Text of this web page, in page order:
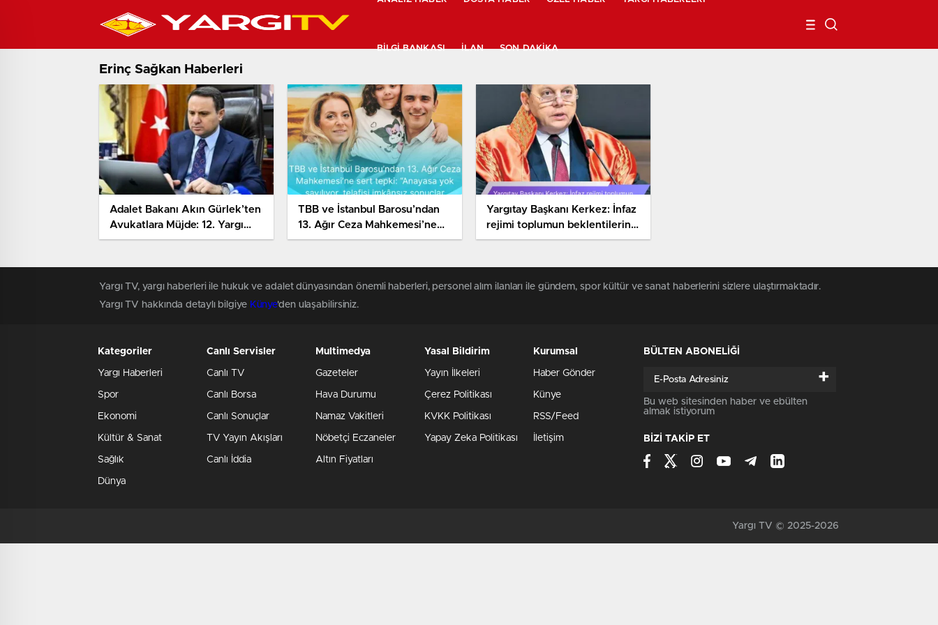
BILGI BANKASI İLAN SON DAKIKA
Erinç Sağkan Haberleri
Adalet Bakanı Akın Gürlek’ten
Avukatlara Müjde: 12. Yargı
Paketiyle Yeni Düzenlemeler
TBB ve İstanbul Barosu’ndan
13. Ağır Ceza Mahkemesi’ne
sert tepki: “Anayasa yok
Yargıtay Başkanı Kerkez: İnfaz
rejimi toplumun beklentilerine
göre yeniden düzenlenmeli
Yargı TV, yargı haberleri ile hukuk ve adalet dünyasından önemli haberleri, personel alım ilanları ile gündem, spor kültür ve sanat haberlerini sizlere ulaştırmaktadır.
Yargı TV hakkında detaylı bilgiye Künye'den ulaşabilirsiniz.
Kategoriler
Yargı Haberleri
Spor
Ekonomi
Kültür & Sanat
Sağlık
Dünya
Canlı Servisler
Canlı TV
Canlı Borsa
Canlı Sonuçlar
TV Yayın Akışları
Canlı İddia
Multimedya
Gazeteler
Hava Durumu
Namaz Vakitleri
Nöbetçi Eczaneler
Altın Fiyatları
Yasal Bildirim
Yayın İlkeleri
Çerez Politikası
KVKK Politikası
Yapay Zeka Politikası
Kurumsal
Haber Gönder
Künye
RSS/Feed
İletişim
BÜLTEN ABONELİĞİ
+
Bu web sitesinden haber ve ebülten
almak istiyorum
BİZİ TAKİP ET
Yargı TV © 2025-2026